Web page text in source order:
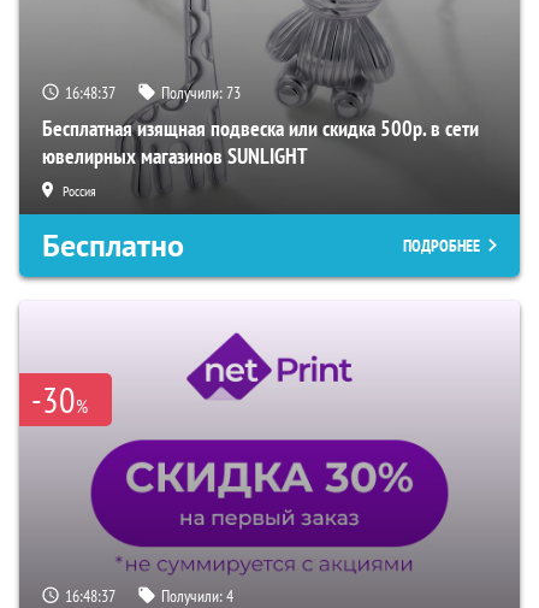
16:48:36 Получили:73
Бесплатная изящная подвеска или скидка 500р. в сети
ювелирных магазинов SUNLIGHT
Россия
Бесплатно ПОДРОБНЕЕ
-30%
16:48:36 Получили:4